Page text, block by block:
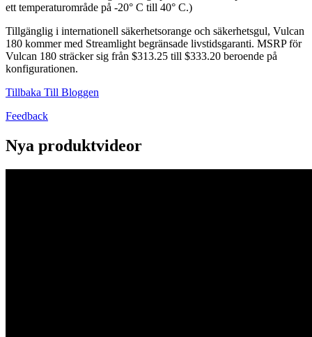
ett temperaturområde på -20° C till 40° C.)
Tillgänglig i internationell säkerhetsorange och säkerhetsgul, Vulcan
180 kommer med Streamlight begränsade livstidsgaranti. MSRP för
Vulcan 180 sträcker sig från $313.25 till $333.20 beroende på
konfigurationen.
Tillbaka Till Bloggen
Feedback
Nya produktvideor